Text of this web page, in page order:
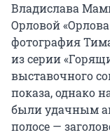
Владислава
Орловой
фотография
из серии
выставочного
показа, однако
были удачным
полосе —